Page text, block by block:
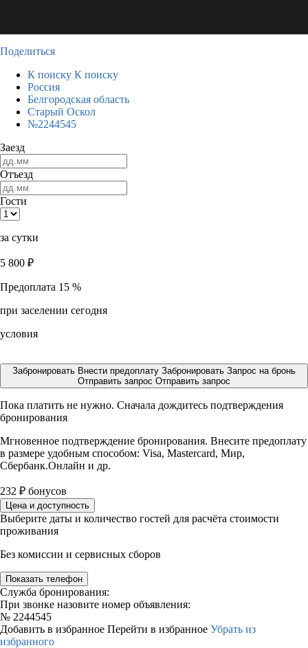
Поделиться
К поиску К поиску
Россия
Белгородская область
Старый Оскол
№2244545
Заезд
Отъезд
Гости
за сутки
5 800 ₽
Предоплата 15 %
при заселении сегодня
условия
Забронировать Внести предоплату Забронировать Запрос на бронь
Отправить запрос Отправить запрос
Пока платить не нужно. Сначала дождитесь подтверждения
бронирования
Мгновенное подтверждение бронирования. Внесите предоплату
в размере удобным способом: Visa, Mastercard, Мир,
Сбербанк.Онлайн и др.
232 ₽ бонусов
Цена и доступность
Выберите даты и количество гостей для расчёта стоимости
проживания
Без комиссии и сервисных сборов
Показать телефон
Служба бронирования:
При звонке назовите номер объявления:
№ 2244545
Добавить в избранное Перейти в избранное Убрать из
избранного